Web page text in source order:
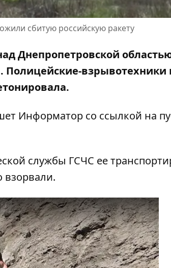
сбитую российскую ракету
Днепропетровской
взрывотехники
Информатор со ссылкой на
службы ГСЧС ее